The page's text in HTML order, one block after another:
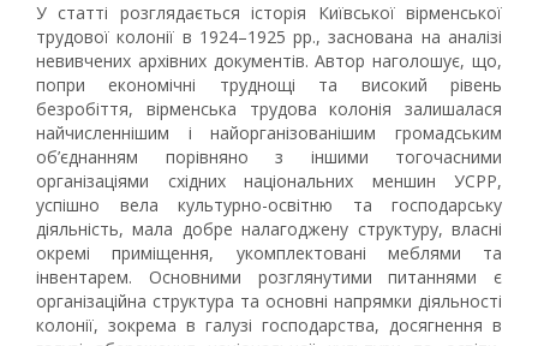
У статті розглядається історія Київської вірменської
трудової колонії в 1924–1925 рр., заснована на аналізі
невивчених архівних документів. Автор наголошує, що,
попри економічні труднощі та високий рівень
безробіття, вірменська трудова колонія залишалася
найчисленнішим і найорганізованішим громадським
об’єднанням порівняно з іншими тогочасними
організаціями східних національних меншин УСРР,
успішно вела культурно-освітню та господарську
діяльність, мала добре налагоджену структуру, власні
окремі приміщення, укомплектовані меблями та
інвентарем. Основними розглянутими питаннями є
організаційна структура та основні напрямки діяльності
колонії, зокрема в галузі господарства, досягнення в